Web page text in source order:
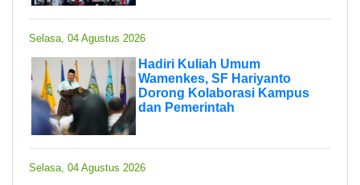
Selasa, 04 Agustus 2026
Hadiri Kuliah Umum
Wamenkes, SF Hariyanto
Dorong Kolaborasi Kampus
dan Pemerintah
Selasa, 04 Agustus 2026